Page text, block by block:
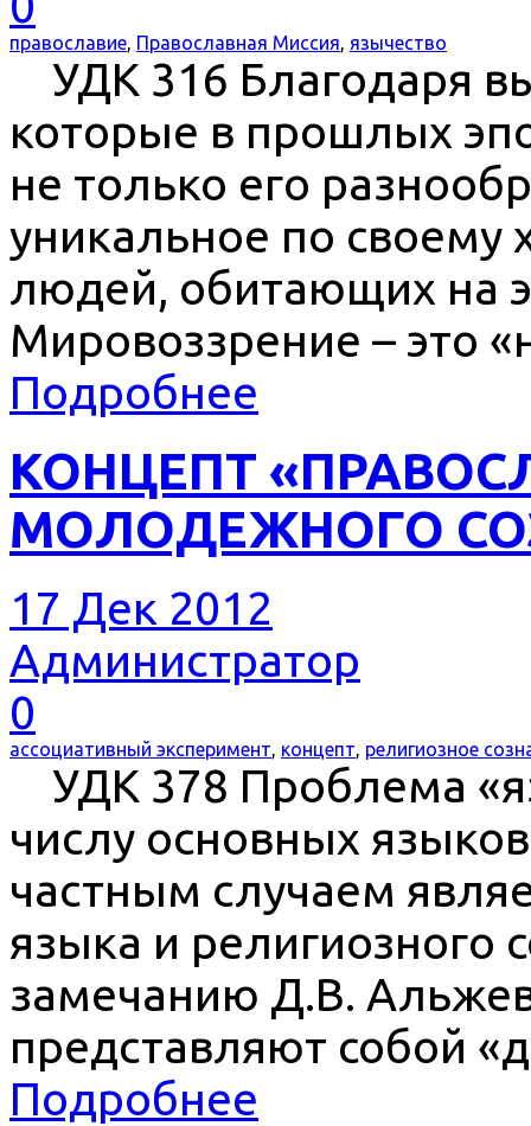
православие, Православная Миссия, язычество
УДК 316 Благодаря
которые в прошлых
не только его
уникальное по своему
людей, обитающих на
Мировоззрение – это
Подробнее
КОНЦЕПТ
МОЛОДЕЖНОГО
17 Дек 2012
Администратор
0
ассоциативный эксперимент, концепт, религиозное
УДК 378 Проблема
числу основных
частным случаем
языка и религиозного
замечанию Д.В.
представляют собой
Подробнее